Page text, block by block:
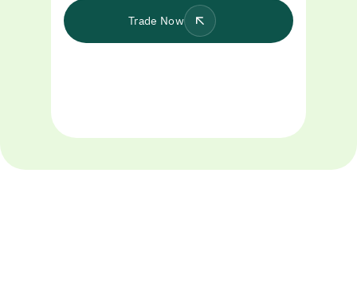
Trade Now